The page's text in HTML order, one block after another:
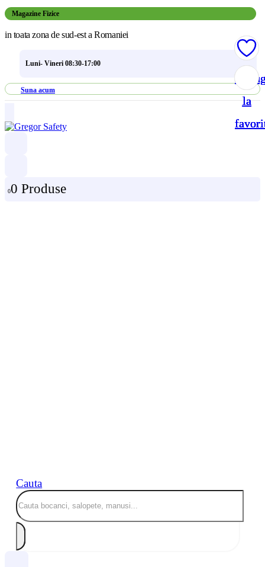
Magazine Fizice
in toata zona de sud-est a Romaniei
Luni- Vineri 08:30-17:00
Suna acum
00 Produse
Cauta
la
la
la
la